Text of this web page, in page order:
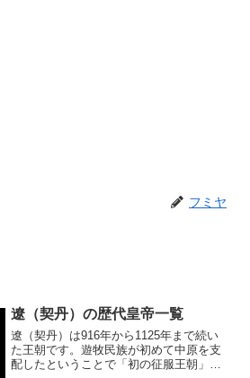
フミヤ
遼（契丹）の歴代皇帝一覧
遼（契丹）は916年から1125年まで続い
た王朝です。遊牧民族が初めて中原を支
配したということで「初の征服王朝」と